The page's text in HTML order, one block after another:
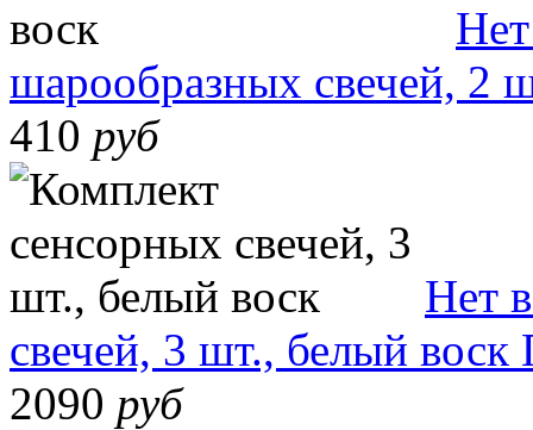
шарообразных свечей, 2
410 руб
Нет
свечей, 3 шт., белый воск
2090 руб